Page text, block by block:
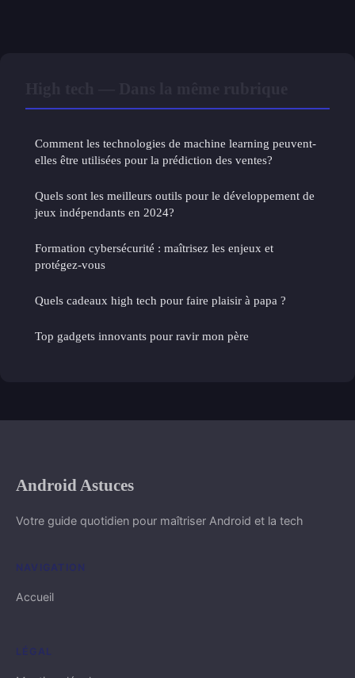
Comment les technologies de machine learning peuvent-
elles être utilisées pour la prédiction des ventes?
Quels sont les meilleurs outils pour le développement de
jeux indépendants en 2024?
Formation cybersécurité : maîtrisez les enjeux et
protégez-vous
Quels cadeaux high tech pour faire plaisir à papa ?
Top gadgets innovants pour ravir mon père
Android Astuces
Votre guide quotidien pour maîtriser Android et la tech
NAVIGATION
Accueil
LÉGAL